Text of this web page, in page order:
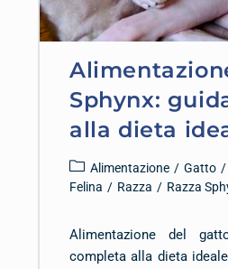
Sphynx:
alla dieta
Alimentazione / Gatto /
Felina / Razza / Razza
Alimentazione del
completa alla dieta